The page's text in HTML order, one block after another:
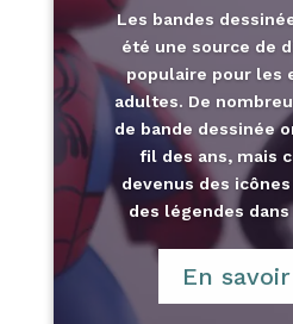
Les bandes
été une source de
populaire pour les
adultes. De
de bande dessinée
fil des ans, mais
devenus des
des légendes
En